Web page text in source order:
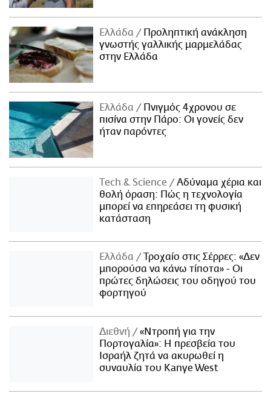
Ελλάδα
Προληπτική ανάκληση
γνωστής γαλλικής μαρμελάδας
στην Ελλάδα
Ελλάδα
Πνιγμός 4χρονου σε
πισίνα στην Πάρο: Οι γονείς δεν
ήταν παρόντες
Τech & Science
Αδύναμα χέρια και
θολή όραση: Πώς η τεχνολογία
μπορεί να επηρεάσει τη φυσική
κατάσταση
Ελλάδα
Τροχαίο στις Σέρρες: «Δεν
μπορούσα να κάνω τίποτα» - Οι
πρώτες δηλώσεις του οδηγού του
φορτηγού
Διεθνή
«Ντροπή για την
Πορτογαλία»: Η πρεσβεία του
Ισραήλ ζητά να ακυρωθεί η
συναυλία του Kanye West